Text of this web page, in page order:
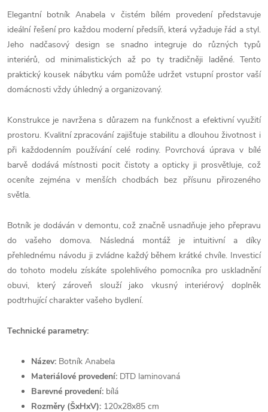
Elegantní botník Anabela v čistém bílém provedení představuje
ideální řešení pro každou moderní předsíň, která vyžaduje řád a styl.
Jeho nadčasový design se snadno integruje do různých typů
interiérů, od minimalistických až po ty tradičněji laděné. Tento
praktický kousek nábytku vám pomůže udržet vstupní prostor vaší
domácnosti vždy úhledný a organizovaný.
Konstrukce je navržena s důrazem na funkčnost a efektivní využití
prostoru. Kvalitní zpracování zajišťuje stabilitu a dlouhou životnost i
při každodenním používání celé rodiny. Povrchová úprava v bílé
barvě dodává místnosti pocit čistoty a opticky ji prosvětluje, což
oceníte zejména v menších chodbách bez přísunu přirozeného
světla.
Botník je dodáván v demontu, což značně usnadňuje jeho přepravu
do vašeho domova. Následná montáž je intuitivní a díky
přehlednému návodu ji zvládne každý během krátké chvíle. Investicí
do tohoto modelu získáte spolehlivého pomocníka pro uskladnění
obuvi, který zároveň slouží jako vkusný interiérový doplněk
podtrhující charakter vašeho bydlení.
Technické parametry:
Název: Botník Anabela
Materiálové provedení: DTD laminovaná
Barevné provedení: bílá
Rozměry (ŠxHxV): 120x28x85 cm